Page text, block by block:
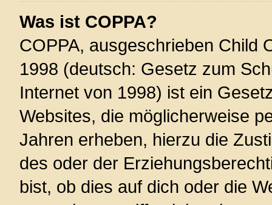
Was ist COPPA?
COPPA, ausgeschrieben Child
1998 (deutsch: Gesetz zum
Internet von 1998) ist ein
Websites, die möglicherweise
Jahren erheben, hierzu die
des oder der
bist, ob dies auf dich oder die